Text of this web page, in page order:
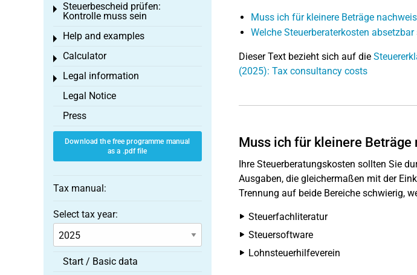
Muss ich für kleinere Beträge
Welche Steuerberaterkosten absetzbar
Dieser Text bezieht sich auf die
(2025): Tax consultancy costs
Muss ich für kleinere Beträge
Ihre Steuerberatungskosten sollten Sie
Ausgaben, die gleichermaßen mit der
Trennung auf beide Bereiche schwierig,
Steuerfachliteratur
Steuersoftware
Lohnsteuerhilfeverein
Steuerbescheid prüfen:
Kontrolle muss sein
Toggle menu
Help and examples
Toggle menu
Calculator
Toggle menu
Legal information
Toggle menu
Legal Notice
Press
Download the free programme manual
as a .pdf file
Tax manual:
Select tax year:
Start / Basic data